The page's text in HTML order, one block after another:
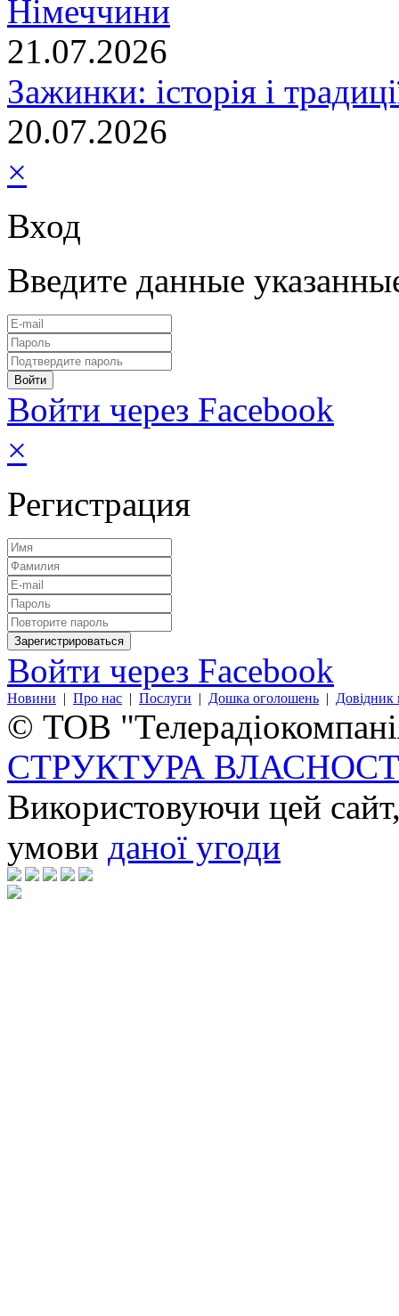
Німеччини
21.07.2026
Зажинки: історія і
20.07.2026
×
Вход
Введите данные
Войти через Facebook
×
Регистрация
Войти через Facebook
Новини | Про нас | Послуги | Дошка оголошень | Довідник
© ТОВ
СТРУКТУРА
Використовуючи цей
умови даної угоди